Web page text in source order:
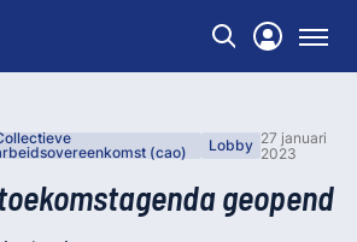
(cao)
Lobby 27 januari
2023
geopend